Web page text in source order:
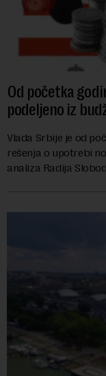
Od početka
podeljeno iz
Vlada Srbije je od
rešenja o upotrebi
analiza Radija